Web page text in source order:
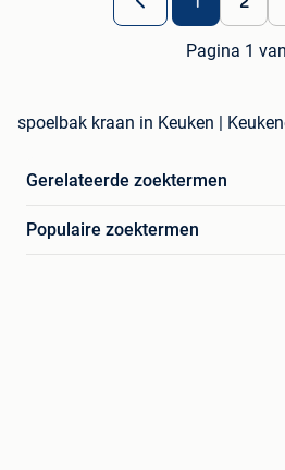
Pagina 1
spoelbak kraan in Keuken |
Gerelateerde zoektermen
Populaire zoektermen